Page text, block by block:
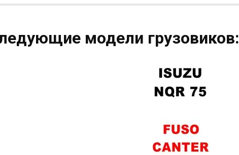
модели грузовиков: